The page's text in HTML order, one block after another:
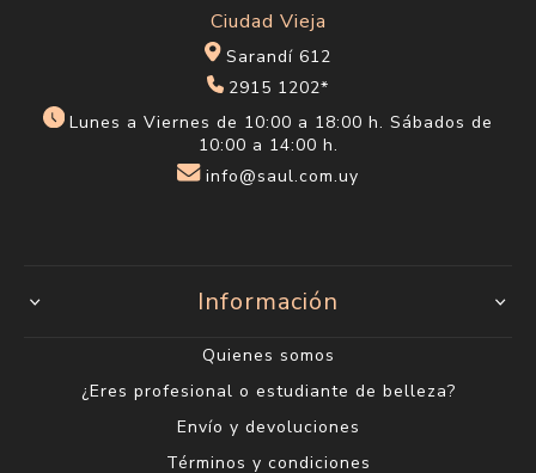
Ciudad Vieja
Sarandí 612
2915 1202*
Lunes a Viernes de 10:00 a 18:00 h. Sábados de
10:00 a 14:00 h.
info@saul.com.uy
Información
Quienes somos
¿Eres profesional o estudiante de belleza?
Envío y devoluciones
Términos y condiciones